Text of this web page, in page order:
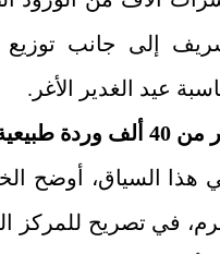
إلى جانب توزيع
عيد الغدير الأغر.
ألف وردة طبيعية
هذا السياق، أوضح
في تصريح للمركز